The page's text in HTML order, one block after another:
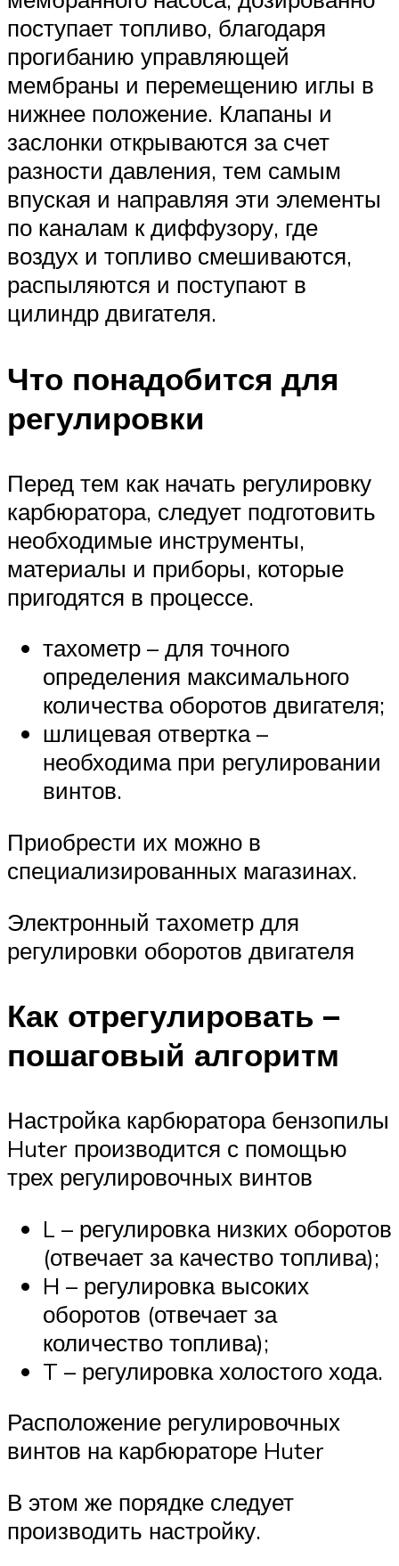
поступает топливо, благодаря
прогибанию управляющей
мембраны и перемещению иглы в
нижнее положение. Клапаны и
заслонки открываются за счет
разности давления, тем самым
впуская и направляя эти элементы
по каналам к диффузору, где
воздух и топливо смешиваются,
распыляются и поступают в
цилиндр двигателя.
Что понадобится для
регулировки
Перед тем как начать регулировку
карбюратора, следует подготовить
необходимые инструменты,
материалы и приборы, которые
пригодятся в процессе.
тахометр – для точного
определения максимального
количества оборотов двигателя;
шлицевая отвертка –
необходима при регулировании
винтов.
Приобрести их можно в
специализированных магазинах.
Электронный тахометр для
регулировки оборотов двигателя
Как отрегулировать –
пошаговый алгоритм
Настройка карбюратора бензопилы
Huter производится с помощью
трех регулировочных винтов
L – регулировка низких оборотов
(отвечает за качество топлива);
H – регулировка высоких
оборотов (отвечает за
количество топлива);
T – регулировка холостого хода.
Расположение регулировочных
винтов на карбюраторе Huter
В этом же порядке следует
производить настройку.